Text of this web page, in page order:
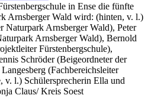
in Ense die fünfte
Arnsberger Wald wird: (hinten, v. l.)
Naturpark Arnsberger Wald), Peter
Arnsberger Wald), Bernold
Fürstenbergschule),
Schröder (Beigeordneter der
(Fachbereichsleiter
v. l.) Schülersprecherin Ella und
Claus/ Kreis Soest